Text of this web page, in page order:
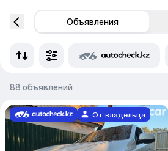
Объявления
88 объявлений
От владельца